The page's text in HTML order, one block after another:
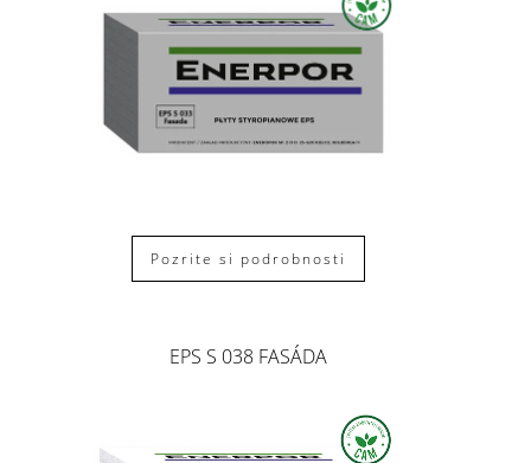
Pozrite si podrobnosti
EPS S 038 FASÁDA